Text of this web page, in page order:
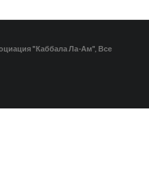
"Каббала Ла-Ам", Все